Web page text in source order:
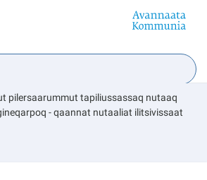
pilersaarummut tapiliussassaq nutaaq
- qaannat nutaaliat ilitsivissaat